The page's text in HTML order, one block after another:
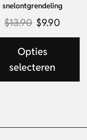
snelontgrendeling
$13.90 $9.90
Opties
selecteren